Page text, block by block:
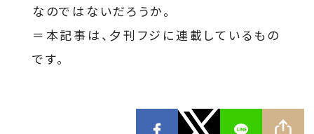
なのではないだろうか。
＝本記事は、夕刊フジに連載しているもの
です。